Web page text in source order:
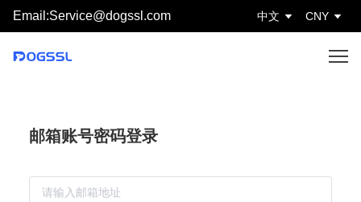
Email:Service@dogssl.com 中文 CNY
邮箱账号密码登录